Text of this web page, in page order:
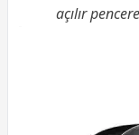
açılır